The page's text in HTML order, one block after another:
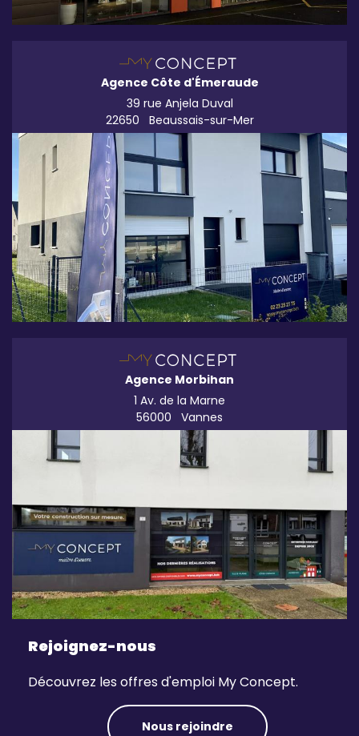
Agence Côte d'Émeraude
39 rue Anjela Duval
22650
Beaussais-sur-Mer
Agence Morbihan
1 Av. de la Marne
56000
Vannes
Rejoignez-nous
Découvrez les offres d'emploi My Concept.
Nous rejoindre